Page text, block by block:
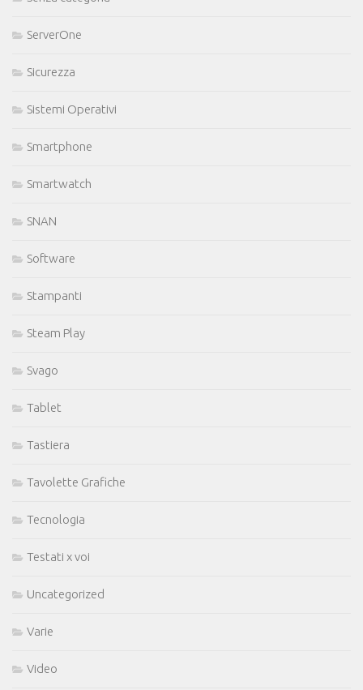
ServerOne
Sicurezza
Sistemi Operativi
Smartphone
Smartwatch
SNAN
Software
Stampanti
Steam Play
Svago
Tablet
Tastiera
Tavolette Grafiche
Tecnologia
Testati x voi
Uncategorized
Varie
Video